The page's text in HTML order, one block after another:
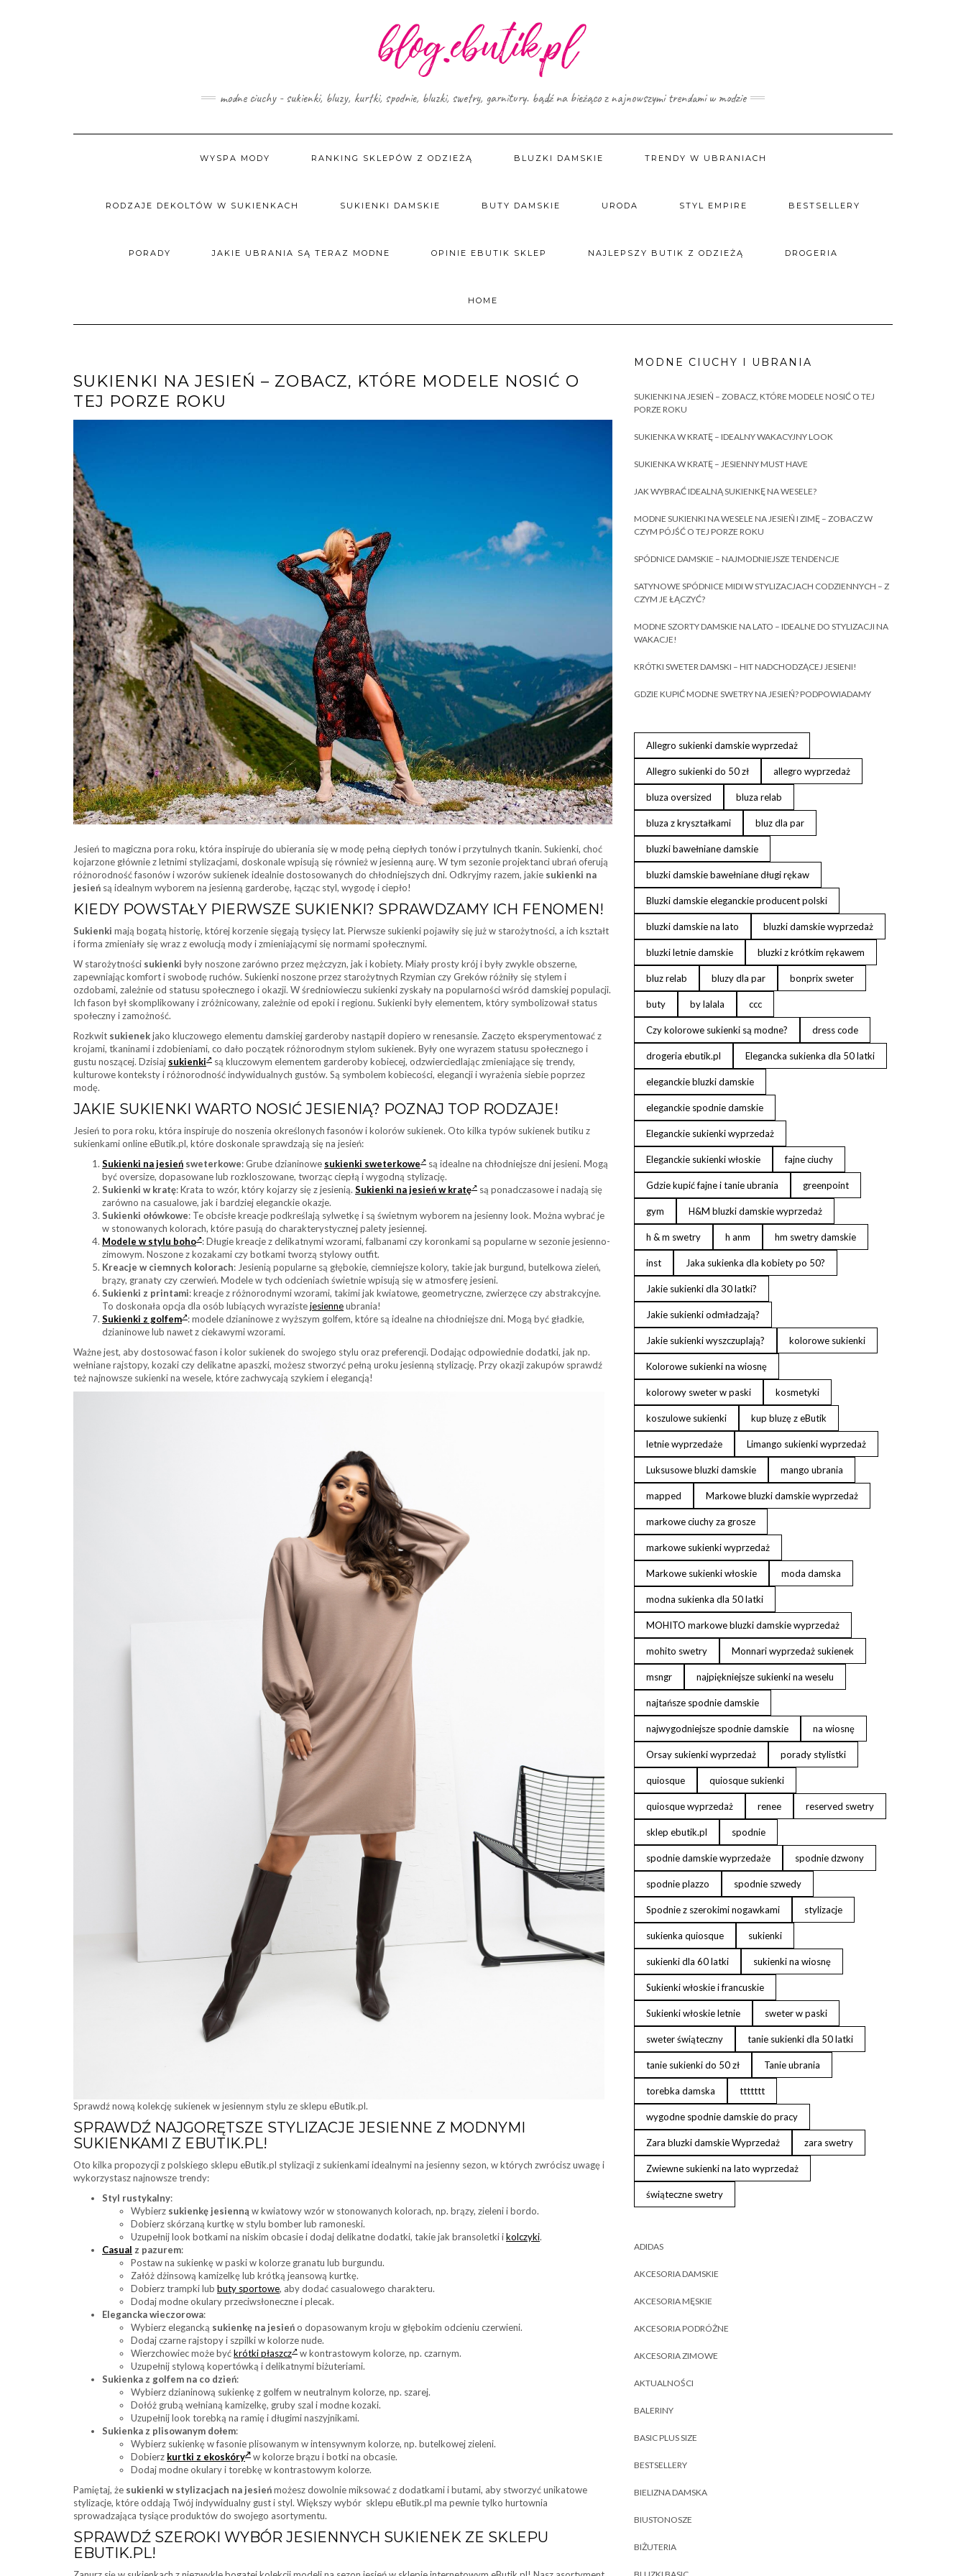
modne ciuchy - sukienki, bluzy, kurtki, spodnie, bluzki, swetry, garnitury. bądź na bieżąco z najnowszymi trendami w modzie
WYSPA MODY RANKING SKLEPÓW Z ODZIEŻĄ BLUZKI DAMSKIE TRENDY W UBRANIACH
RODZAJE DEKOLTÓW W SUKIENKACH SUKIENKI DAMSKIE BUTY DAMSKIE URODA STYL EMPIRE BESTSELLERY
PORADY JAKIE UBRANIA SĄ TERAZ MODNE OPINIE EBUTIK SKLEP NAJLEPSZY BUTIK Z ODZIEŻĄ DROGERIA
HOME
SUKIENKI NA JESIEŃ – ZOBACZ, KTÓRE MODELE NOSIĆ O
TEJ PORZE ROKU
Jesień to magiczna pora roku, która inspiruje do ubierania się w modę pełną ciepłych tonów i przytulnych tkanin. Sukienki, choć
kojarzone głównie z letnimi stylizacjami, doskonale wpisują się również w jesienną aurę. W tym sezonie projektanci ubrań oferują
różnorodność fasonów i wzorów sukienek idealnie dostosowanych do chłodniejszych dni. Odkryjmy razem, jakie sukienki na
jesień są idealnym wyborem na jesienną garderobę, łącząc styl, wygodę i ciepło!
KIEDY POWSTAŁY PIERWSZE SUKIENKI? SPRAWDZAMY ICH FENOMEN!
Sukienki mają bogatą historię, której korzenie sięgają tysięcy lat. Pierwsze sukienki pojawiły się już w starożytności, a ich kształt
i forma zmieniały się wraz z ewolucją mody i zmieniającymi się normami społecznymi.
W starożytności sukienki były noszone zarówno przez mężczyzn, jak i kobiety. Miały prosty krój i były zwykle obszerne,
zapewniając komfort i swobodę ruchów. Sukienki noszone przez starożytnych Rzymian czy Greków różniły się stylem i
ozdobami, zależnie od statusu społecznego i okazji. W średniowieczu sukienki zyskały na popularności wśród damskiej populacji.
Ich fason był skomplikowany i zróżnicowany, zależnie od epoki i regionu. Sukienki były elementem, który symbolizował status
społeczny i zamożność.
Rozkwit sukienekjako kluczowego elementu damskiej garderoby nastąpił dopiero w renesansie. Zaczęto eksperymentować z
krojami, tkaninami i zdobieniami, co dało początek różnorodnym stylom sukienek. Były one wyrazem statusu społecznego i
gustu noszącej. Dzisiaj sukienki
są kluczowym elementem garderoby kobiecej, odzwierciedlając zmieniające się trendy,
kulturowe konteksty i różnorodność indywidualnych gustów. Są symbolem kobiecości, elegancji i wyrażenia siebie poprzez
modę.
JAKIE SUKIENKI WARTO NOSIĆ JESIENIĄ? POZNAJ TOP RODZAJE!
Jesień to pora roku, która inspiruje do noszenia określonych fasonów i kolorów sukienek. Oto kilka typów sukienek butiku z
sukienkami online eButik.pl, które doskonale sprawdzają się na jesień:
Sukienki na jesień sweterkowe: Grube dzianinowe sukienki sweterkowe
są idealne na chłodniejsze dni jesieni. Mogą
być oversize, dopasowane lub rozkloszowane, tworząc ciepłą i wygodną stylizację.
Sukienki w kratę: Krata to wzór, który kojarzy się z jesienią. Sukienki na jesień w kratę
są ponadczasowe i nadają się
zarówno na casualowe, jak i bardziej eleganckie okazje.
Sukienki ołówkowe: Te obcisłe kreacje podkreślają sylwetkę i są świetnym wyborem na jesienny look. Można wybrać je
w stonowanych kolorach, które pasują do charakterystycznej palety jesiennej.
Modele w stylu boho : Długie kreacje z delikatnymi wzorami, falbanami czy koronkami są popularne w sezonie jesienno-
zimowym. Noszone z kozakami czy botkami tworzą stylowy outfit.
Kreacje w ciemnych kolorach: Jesienią popularne są głębokie, ciemniejsze kolory, takie jak burgund, butelkowa zieleń,
brązy, granaty czy czerwień. Modele w tych odcieniach świetnie wpisują się w atmosferę jesieni.
Sukienki z printami: kreacje z różnorodnymi wzorami, takimi jak kwiatowe, geometryczne, zwierzęce czy abstrakcyjne.
To doskonała opcja dla osób lubiących wyrazistejesienneubrania!
Sukienki z golfem : modele dzianinowe z wyższym golfem, które są idealne na chłodniejsze dni. Mogą być gładkie,
dzianinowe lub nawet z ciekawymi wzorami.
Ważne jest, aby dostosować fason i kolor sukienek do swojego stylu oraz preferencji. Dodając odpowiednie dodatki, jak np.
wełniane rajstopy, kozaki czy delikatne apaszki, możesz stworzyć pełną uroku jesienną stylizację. Przy okazji zakupów sprawdź
też najnowsze sukienki na wesele, które zachwycają szykiem i elegancją!
Sprawdź nową kolekcję sukienek w jesiennym stylu ze sklepu eButik.pl.
SPRAWDŹ NAJGORĘTSZE STYLIZACJE JESIENNE Z MODNYMI
SUKIENKAMI Z EBUTIK.PL!
Oto kilka propozycji z polskiego sklepu eButik.pl stylizacji z sukienkami idealnymi na jesienny sezon, w których zwrócisz uwagę i
wykorzystasz najnowsze trendy:
Styl rustykalny:
Wybierz sukienkę jesienną w kwiatowy wzór w stonowanych kolorach, np. brązy, zieleni i bordo.
Dobierz skórzaną kurtkę w stylu bomber lub ramoneski.
Uzupełnij look botkami na niskim obcasie i dodaj delikatne dodatki, takie jak bransoletki ikolczyki.
Casual z pazurem:
Postaw na sukienkę w paski w kolorze granatu lub burgundu.
Załóż dżinsową kamizelkę lub krótką jeansową kurtkę.
Dobierz trampki lub buty sportowe, aby dodać casualowego charakteru.
Dodaj modne okulary przeciwsłoneczne i plecak.
Elegancka wieczorowa:
Wybierz elegancką sukienkę na jesieńo dopasowanym kroju w głębokim odcieniu czerwieni.
Dodaj czarne rajstopy i szpilki w kolorze nude.
Wierzchowiec może byćkrótki płaszcz
w kontrastowym kolorze, np. czarnym.
Uzupełnij stylową kopertówką i delikatnymi biżuteriami.
Sukienka z golfem na co dzień:
Wybierz dzianinową sukienkę z golfem w neutralnym kolorze, np. szarej.
Dołóż grubą wełnianą kamizelkę, gruby szal i modne kozaki.
Uzupełnij look torebką na ramię i długimi naszyjnikami.
Sukienka z plisowanym dołem:
Wybierz sukienkę w fasonie plisowanym w intensywnym kolorze, np. butelkowej zieleni.
Dobierz kurtki z ekoskóry
w kolorze brązu i botki na obcasie.
Dodaj modne okulary i torebkę w kontrastowym kolorze.
Pamiętaj, że sukienki w stylizacjach na jesieńmożesz dowolnie miksować z dodatkami i butami, aby stworzyć unikatowe
stylizacje, które oddają Twój indywidualny gust i styl. Większy wybór sklepu eButik.pl ma pewnie tylko hurtownia
sprowadzająca tysiące produktów do swojego asortymentu.
SPRAWDŹ SZEROKI WYBÓR JESIENNYCH SUKIENEK ZE SKLEPU
EBUTIK.PL!
MODNE CIUCHY I UBRANIA
SUKIENKI NA JESIEŃ – ZOBACZ, KTÓRE MODELE NOSIĆ O TEJ
PORZE ROKU
SUKIENKA W KRATĘ – IDEALNY WAKACYJNY LOOK
SUKIENKA W KRATĘ – JESIENNY MUST HAVE
JAK WYBRAĆ IDEALNĄ SUKIENKĘ NA WESELE?
MODNE SUKIENKI NA WESELE NA JESIEŃ I ZIMĘ – ZOBACZ W
CZYM PÓJŚĆ O TEJ PORZE ROKU
SPÓDNICE DAMSKIE – NAJMODNIEJSZE TENDENCJE
SATYNOWE SPÓDNICE MIDI W STYLIZACJACH CODZIENNYCH – Z
CZYM JE ŁĄCZYĆ?
MODNE SZORTY DAMSKIE NA LATO – IDEALNE DO STYLIZACJI NA
WAKACJE!
KRÓTKI SWETER DAMSKI – HIT NADCHODZĄCEJ JESIENI!
GDZIE KUPIĆ MODNE SWETRY NA JESIEŃ? PODPOWIADAMY
Allegro sukienki damskie wyprzedaż
Allegro sukienki do 50 zł allegro wyprzedaż
bluza oversized bluza relab
bluza z kryształkami bluz dla par
bluzki bawełniane damskie
bluzki damskie bawełniane długi rękaw
Bluzki damskie eleganckie producent polski
bluzki damskie na lato bluzki damskie wyprzedaż
bluzki letnie damskie bluzki z krótkim rękawem
bluz relab bluzy dla par bonprix sweter
buty by lalala ccc
Czy kolorowe sukienki są modne? dress code
drogeria ebutik.pl Elegancka sukienka dla 50 latki
eleganckie bluzki damskie
eleganckie spodnie damskie
Eleganckie sukienki wyprzedaż
Eleganckie sukienki włoskie fajne ciuchy
Gdzie kupić fajne i tanie ubrania greenpoint
gym H&M bluzki damskie wyprzedaż
h & m swetry h anm hm swetry damskie
inst Jaka sukienka dla kobiety po 50?
Jakie sukienki dla 30 latki?
Jakie sukienki odmładzają?
Jakie sukienki wyszczuplają? kolorowe sukienki
Kolorowe sukienki na wiosnę
kolorowy sweter w paski kosmetyki
koszulowe sukienki kup bluzę z eButik
letnie wyprzedaże Limango sukienki wyprzedaż
Luksusowe bluzki damskie mango ubrania
mapped Markowe bluzki damskie wyprzedaż
markowe ciuchy za grosze
markowe sukienki wyprzedaż
Markowe sukienki włoskie moda damska
modna sukienka dla 50 latki
MOHITO markowe bluzki damskie wyprzedaż
mohito swetry Monnari wyprzedaż sukienek
msngr najpiękniejsze sukienki na weselu
najtańsze spodnie damskie
najwygodniejsze spodnie damskie na wiosnę
Orsay sukienki wyprzedaż porady stylistki
quiosque quiosque sukienki
quiosque wyprzedaż renee reserved swetry
sklep ebutik.pl spodnie
spodnie damskie wyprzedaże spodnie dzwony
spodnie plazzo spodnie szwedy
Spodnie z szerokimi nogawkami stylizacje
sukienka quiosque sukienki
sukienki dla 60 latki sukienki na wiosnę
Sukienki włoskie i francuskie
Sukienki włoskie letnie sweter w paski
sweter świąteczny tanie sukienki dla 50 latki
tanie sukienki do 50 zł Tanie ubrania
torebka damska ttttttt
wygodne spodnie damskie do pracy
Zara bluzki damskie Wyprzedaż zara swetry
Zwiewne sukienki na lato wyprzedaż
świąteczne swetry
ADIDAS
AKCESORIA DAMSKIE
AKCESORIA MĘSKIE
AKCESORIA PODRÓŻNE
AKCESORIA ZIMOWE
AKTUALNOŚCI
BALERINY
BASIC PLUS SIZE
BESTSELLERY
BIELIZNA DAMSKA
BIUSTONOSZE
BIŻUTERIA